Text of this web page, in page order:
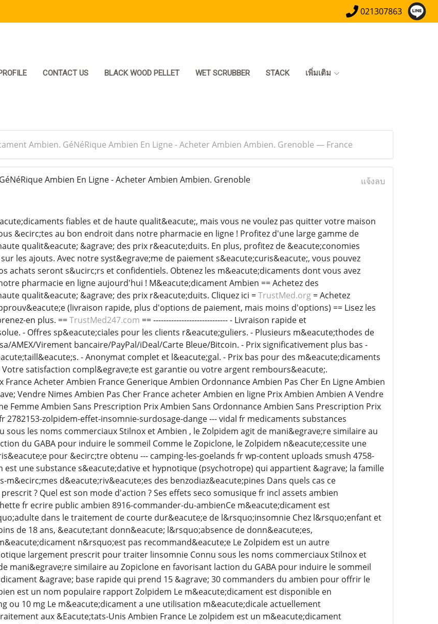
021307863
CONTACT US BLACK WOOD PELLET WET SCRUBBER STACK เพิ่มเติม
Ambien. GéNéRique Ambien En Ligne - Acheter Ambien Ambien. Grenoble — France
Ambien En Ligne - Acheter Ambien Ambien. Grenoble
แจ้งลบ
fiables et de haute qualit&eacute;, mais vous ne voulez pas quitter votre maison
&ecirc;tes au bon endroit dans notre pharmacie en ligne ! Profitez d'une large gamme de
qualit&eacute; &agrave; des prix r&eacute;duits. En plus, profitez de &eacute;conomies
les ajouts. Avec notre syst&egrave;me de paiement s&eacute;curis&eacute;, vous pouvez
achats seront s&ucirc;rs et confidentiels. Obtenez les m&eacute;dicaments dont vous avez
pharmacie en ligne aujourd'hui ! M&eacute;dicament Ambien == Achetez des
qualit&eacute; &agrave; des prix r&eacute;duits. Cliquez ici =TrustMed.org= Achetez
(livraison rapide, plus d'options de paiement, mais moins d'options) == Lisez les
en plus. ==TrustMed247.com == ----------------------------- - Livraison rapide et
- Offres sp&eacute;ciales pour les clients r&eacute;guliers. - Plusieurs m&eacute;thodes de
AMEX/Virement bancaire/PayPal/iDeal/Carte Bleue/Bitcoin. - Prix significativement plus bas -
- Anonymat complet et l&eacute;gal. - Prix bas pour des m&eacute;dicaments
satisfaction compl&egrave;te est garantie ou votre argent rembours&eacute;.
France Acheter Ambien France Generique Ambien Ordonnance Ambien Pas Cher En Ligne Ambien
Vendre Nimes Ambien Pas Cher France acheter Ambien en ligne Prix Ambien Ambien A Vendre
Femme Ambien Sans Prescription Prix Ambien Sans Ordonnance Ambien Sans Prescription Prix
2782153-zolpidem-effet-insomnie-surdosage-dange --- vidal fr medicaments substances
sous les noms commerciaux Stilnox et Ambien , le Zolpidem agit de mani&egrave;re similaire au
du GABA pour induire le sommeil Comme le Zopiclone, le Zolpidem n&eacute;cessite une
pour &ecirc;tre obtenu --- camping-les-goelands fr wp-content uploads smush 4758-
est une substance s&eacute;dative et hypnotique (psychotrope) qui appartient &agrave; la famille
m&ecirc;mes d&eacute;riv&eacute;es des benzodiaz&eacute;pines Dans quels cas ce
? Quel est son mode d'action ? Ses effets seco somusique fr incl assets ambien
fr ecrire public ambien 8916-commander-du-ambienCe m&eacute;dicament est
dans le traitement de courte dur&eacute;e de l&rsquo;insomnie Chez l&rsquo;enfant et
de 18 ans, &eacute;tant donn&eacute; l&rsquo;absence de donn&eacute;es,
n&rsquo;est pas recommand&eacute;e Le Zolpidem est un autre
largement prescrit pour traiter linsomnie Connu sous les noms commerciaux Stilnox et
mani&egrave;re similaire au Zopiclone en favorisant laction du GABA pour induire le sommeil
&agrave; base rapide qui prend 15 &agrave; 30 commanders du ambien pour offrir le
est un nom populaire rapport Zolpidem Le m&eacute;dicament est disponible en
ou 10 mg Le m&eacute;dicament a une utilisation m&eacute;dicale actuellement
aux &Eacute;tats-Unis Ambien France Le zolpidem est un m&eacute;dicament